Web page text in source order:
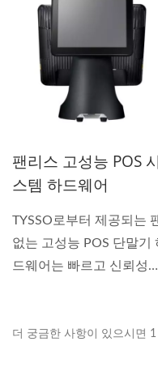
팬리스 고성능 POS 시
스템 하드웨어
TYSSO로부터 제공되는
없는 고성능 POS 단말기
드웨어는 빠르고 신뢰성
더 궁금한 사항이 있으시면